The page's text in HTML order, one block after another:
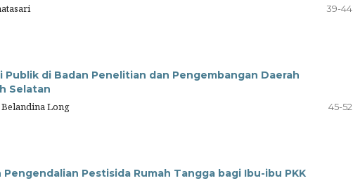
39-44
di Badan Penelitian dan Pengembangan Daerah
Selatan
Belandina Long
45-52
Pestisida Rumah Tangga bagi Ibu-ibu PKK